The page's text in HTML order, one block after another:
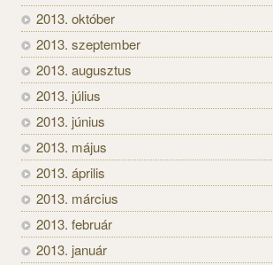
2013. október
2013. szeptember
2013. augusztus
2013. július
2013. június
2013. május
2013. április
2013. március
2013. február
2013. január